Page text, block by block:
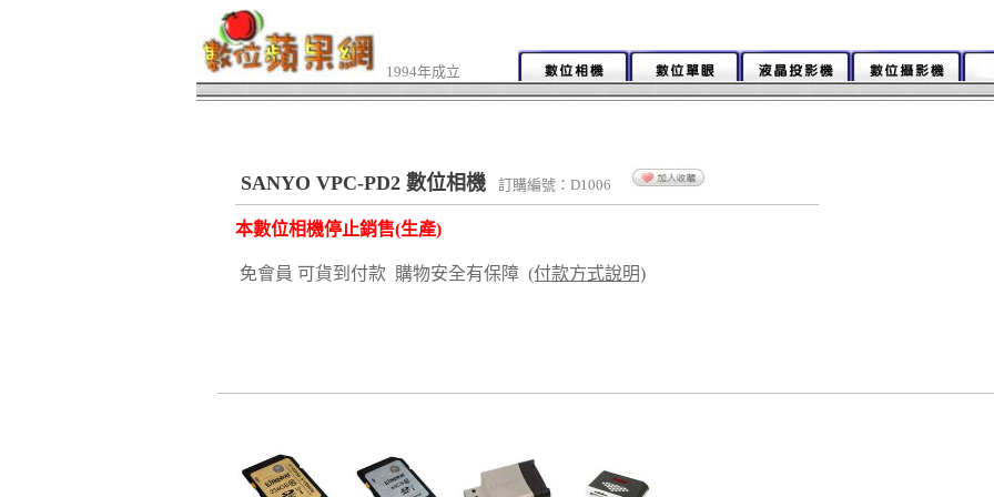
1994年成立
SANYO VPC-PD2 數位相機 訂購編號：D1006
本數位相機停止銷售(生產)
免會員 可貨到付款 購物安全有保障 (付款方式說明)